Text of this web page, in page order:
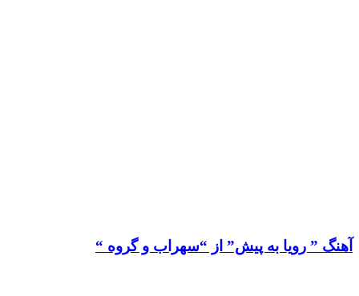
آهنگ ” رویا به پیش” از “سهراب و گروه “